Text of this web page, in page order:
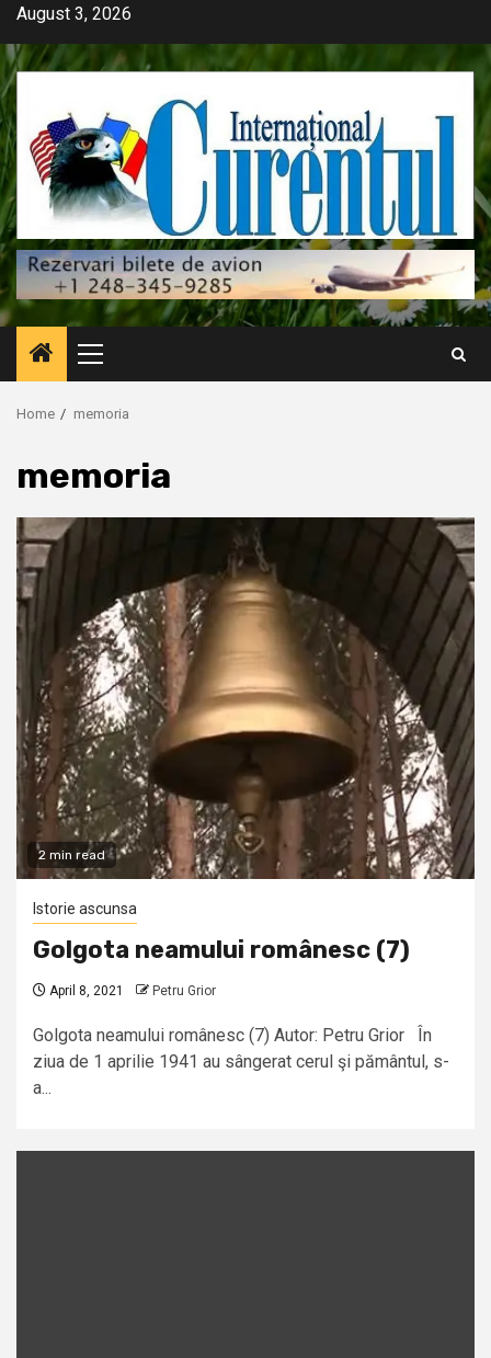
Skip
content
August 3, 2026
Primary
Menu
Home memoria
memoria
2 min read
Istorie ascunsa
Golgota neamului românesc (7)
April 8, 2021 Petru Grior
Golgota neamului românesc (7) Autor: Petru Grior În
ziua de 1 aprilie 1941 au sângerat cerul şi pământul, s-
a...